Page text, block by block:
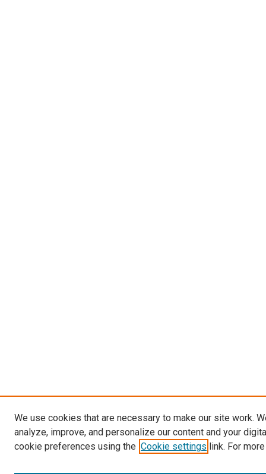
We use cookies that are necessary to make our site work.
analyze, improve, and personalize our content and your
cookie preferences using the Cookie settings link. For